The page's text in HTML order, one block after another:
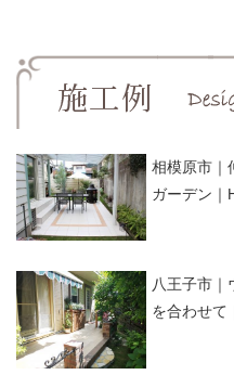
相模原市｜
ガーデン｜
八王子市｜
を合わせて